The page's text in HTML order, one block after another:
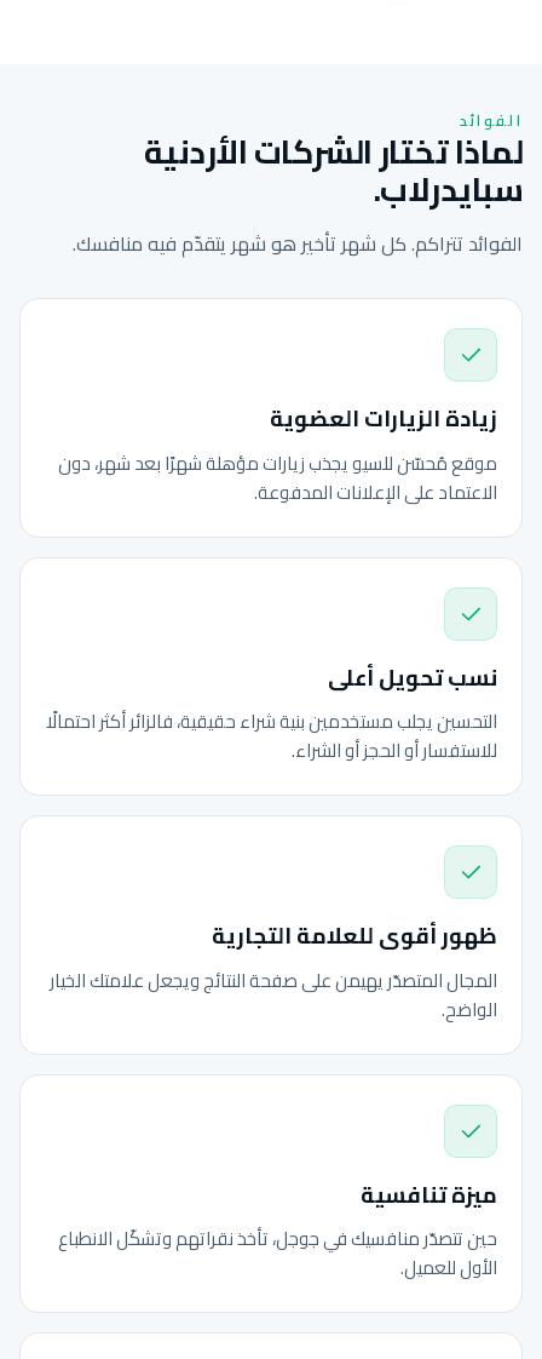
الفوائد
لماذا تختار الشركات الأردنية
سبايدرلاب.
الفوائد تتراكم. كل شهر تأخير هو شهر يتقدّم فيه منافسك.
زيادة الزيارات العضوية
موقع مُحسّن للسيو يجذب زيارات مؤهلة شهرًا بعد شهر، دون
الاعتماد على الإعلانات المدفوعة.
نسب تحويل أعلى
التحسين يجلب مستخدمين بنية شراء حقيقية، فالزائر أكثر احتمالًا
للاستفسار أو الحجز أو الشراء.
ظهور أقوى للعلامة التجارية
المجال المتصدّر يهيمن على صفحة النتائج ويجعل علامتك الخيار
الواضح.
ميزة تنافسية
حين تتصدّر منافسيك في جوجل، تأخذ نقراتهم وتشكّل الانطباع
الأول للعميل.